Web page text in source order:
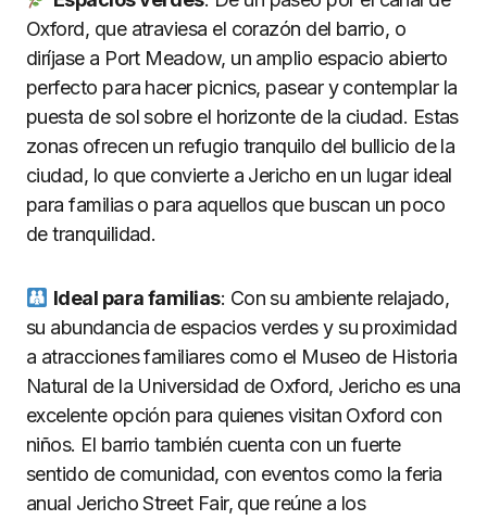
Oxford, que atraviesa el corazón del barrio, o
diríjase a Port Meadow, un amplio espacio abierto
perfecto para hacer picnics, pasear y contemplar la
puesta de sol sobre el horizonte de la ciudad. Estas
zonas ofrecen un refugio tranquilo del bullicio de la
ciudad, lo que convierte a Jericho en un lugar ideal
para familias o para aquellos que buscan un poco
de tranquilidad.
Ideal para familias: Con su ambiente relajado,
su abundancia de espacios verdes y su proximidad
a atracciones familiares como el Museo de Historia
Natural de la Universidad de Oxford, Jericho es una
excelente opción para quienes visitan Oxford con
niños. El barrio también cuenta con un fuerte
sentido de comunidad, con eventos como la feria
anual Jericho Street Fair, que reúne a los